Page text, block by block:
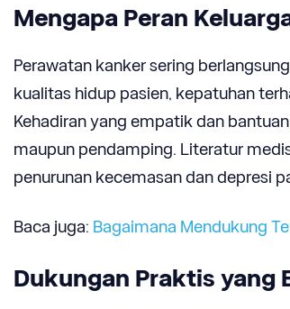
Mengapa Peran
Perawatan kanker sering
kualitas hidup pasien, kepatuhan
Kehadiran yang empatik dan
maupun pendamping. Literatur
penurunan kecemasan dan depresi
Baca juga: Bagaimana Mendukung
Dukungan Praktis yang